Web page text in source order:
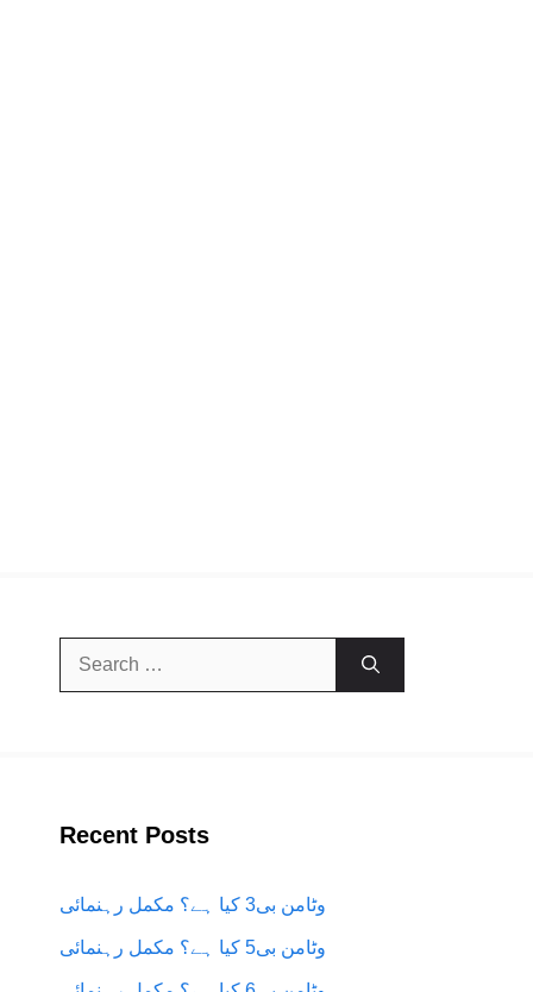
Search
Recent Posts
وٹامن بی3 کیا ہے؟ مکمل رہنمائی
وٹامن بی5 کیا ہے؟ مکمل رہنمائی